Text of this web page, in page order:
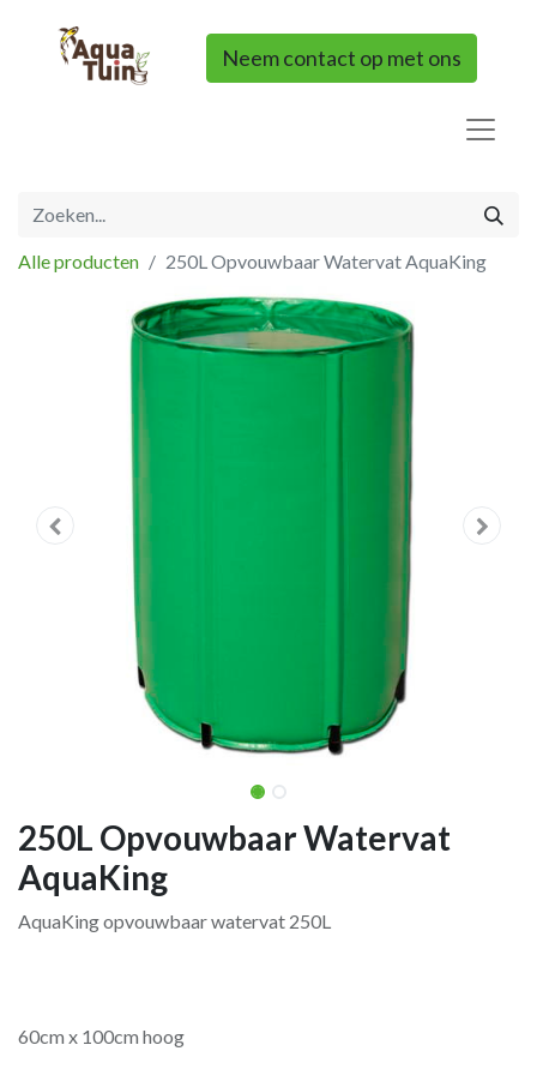
Neem contact op met ons
Alle producten 250L Opvouwbaar Watervat AquaKing
250L Opvouwbaar Watervat
AquaKing
AquaKing opvouwbaar watervat 250L
60cm x 100cm hoog